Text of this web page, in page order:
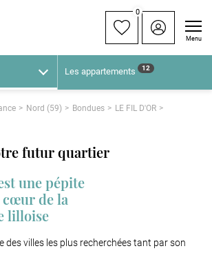
0
Menu
Les appartements 12
Nord (59) Bondues
LE FIL D'OR
futur quartier
une pépite
cœur de la
lilloise
des villes les plus recherchées tant par son